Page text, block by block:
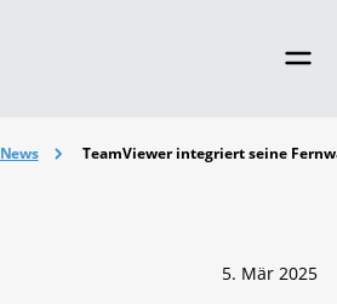
News TeamViewer integriert seine
5. Mär 2025